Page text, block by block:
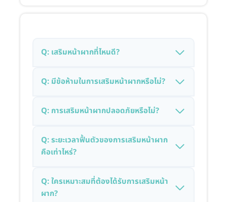
Q: เสริมหน้าผากที่ไหนดี?
Q: มีข้อห้ามในการเสริมหน้าผากหรือไม่?
Q: การเสริมหน้าผากปลอดภัยหรือไม่?
Q: ระยะเวลาฟื้นตัวของการเสริมหน้าผาก
คือเท่าไหร่?
Q: ใครเหมาะสมที่ต้องได้รับการเสริมหน้า
ผาก?